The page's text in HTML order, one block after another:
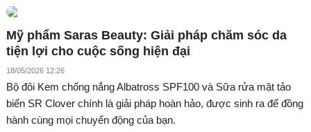
Mỹ phẩm Saras Beauty: Giải pháp chăm sóc da
tiện lợi cho cuộc sống hiện đại
18/05/2026 12:26
Bộ đôi Kem chống nắng Albatross SPF100 và Sữa rửa mặt tảo
biển SR Clover chính là giải pháp hoàn hảo, được sinh ra để đồng
hành cùng mọi chuyển động của bạn.